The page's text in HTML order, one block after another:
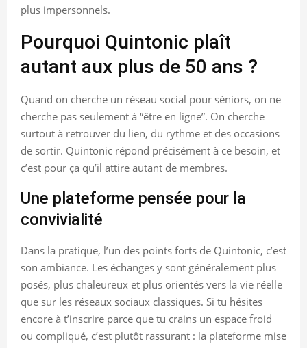
plus impersonnels.
Pourquoi Quintonic plaît
autant aux plus de 50 ans ?
Quand on cherche un réseau social pour séniors, on ne
cherche pas seulement à “être en ligne”. On cherche
surtout à retrouver du lien, du rythme et des occasions
de sortir. Quintonic répond précisément à ce besoin, et
c’est pour ça qu’il attire autant de membres.
Une plateforme pensée pour la
convivialité
Dans la pratique, l’un des points forts de Quintonic, c’est
son ambiance. Les échanges y sont généralement plus
posés, plus chaleureux et plus orientés vers la vie réelle
que sur les réseaux sociaux classiques. Si tu hésites
encore à t’inscrire parce que tu crains un espace froid
ou compliqué, c’est plutôt rassurant : la plateforme mise